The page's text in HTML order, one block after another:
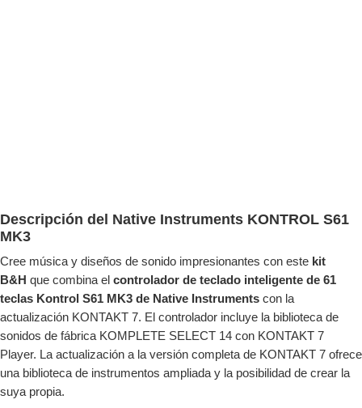
Descripción del Native Instruments KONTROL S61
MK3
Cree música y diseños de sonido impresionantes con este kit
B&H que combina el controlador de teclado inteligente de 61
teclas Kontrol S61 MK3 de Native Instruments con la
actualización KONTAKT 7. El controlador incluye la biblioteca de
sonidos de fábrica KOMPLETE SELECT 14 con KONTAKT 7
Player. La actualización a la versión completa de KONTAKT 7 ofrece
una biblioteca de instrumentos ampliada y la posibilidad de crear la
suya propia.